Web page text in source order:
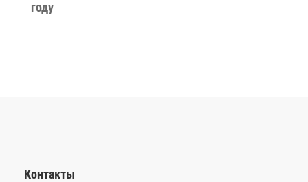
году
Контакты